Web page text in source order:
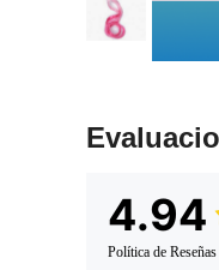
4.94
Política de Reseñas